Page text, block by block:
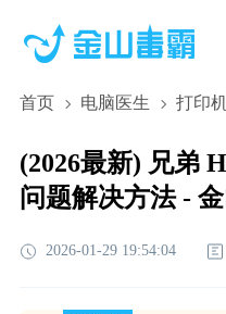
首页 电脑医生 打印
(2026最新) 兄弟
问题解决方法 -
2026-01-29 19:54:04